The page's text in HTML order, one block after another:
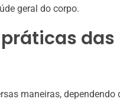
geral do corpo.
das
maneiras, dependendo